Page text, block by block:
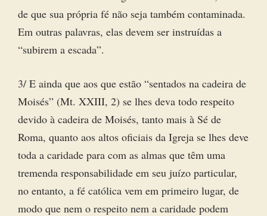
de que sua própria fé não seja também contaminada.
Em outras palavras, elas devem ser instruídas a
“subirem a escada”.
3/ E ainda que aos que estão “sentados na cadeira de
Moisés” (Mt. XXIII, 2) se lhes deva todo respeito
devido à cadeira de Moisés, tanto mais à Sé de
Roma, quanto aos altos oficiais da Igreja se lhes deve
toda a caridade para com as almas que têm uma
tremenda responsabilidade em seu juízo particular,
no entanto, a fé católica vem em primeiro lugar, de
modo que nem o respeito nem a caridade podem